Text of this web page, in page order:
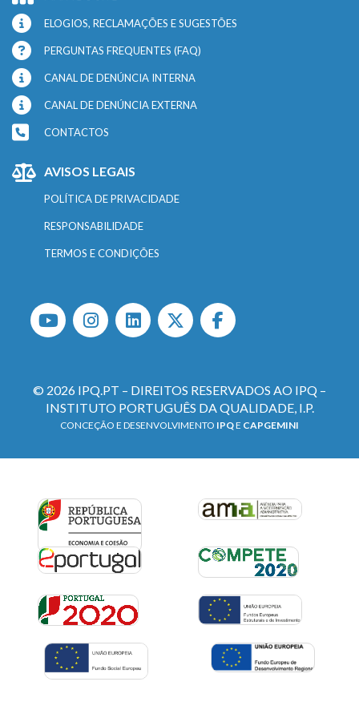
ELOGIOS, RECLAMAÇÕES E SUGESTÕES
PERGUNTAS FREQUENTES (FAQ)
CANAL DE DENÚNCIA INTERNA
CANAL DE DENÚNCIA EXTERNA
CONTACTOS
AVISOS LEGAIS
POLÍTICA DE PRIVACIDADE
RESPONSABILIDADE
TERMOS E CONDIÇÕES
© 2026 IPQ.PT – DIREITOS RESERVADOS AO IPQ –
INSTITUTO PORTUGUÊS DA QUALIDADE, I.P.
CONCEÇÃO E DESENVOLVIMENTO IPQE CAPGEMINI